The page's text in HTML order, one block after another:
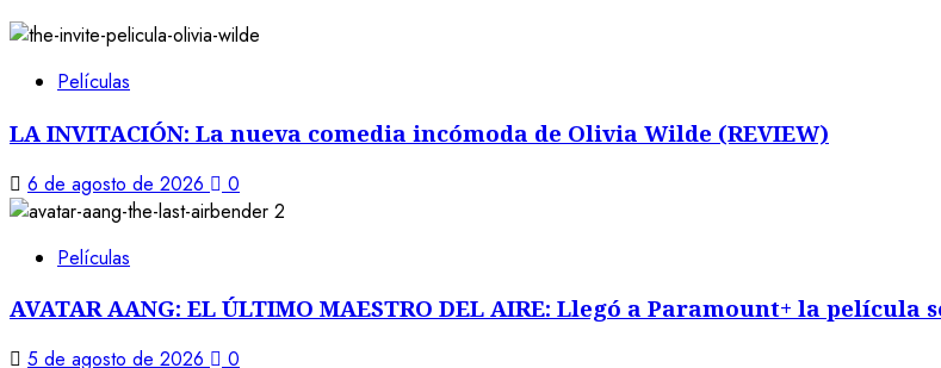
Películas
LA INVITACIÓN: La nueva comedia incómoda de Olivia Wilde (REVIEW)
6 de agosto de 2026 0
Películas
AVATAR AANG: EL ÚLTIMO MAESTRO DEL AIRE: Llegó a Paramount+ la
5 de agosto de 2026 0